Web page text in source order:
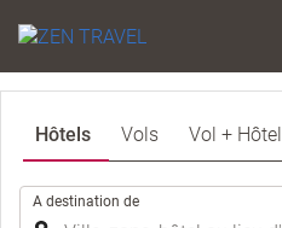
Hôtels Vols Vol + Hôtel
A destination de